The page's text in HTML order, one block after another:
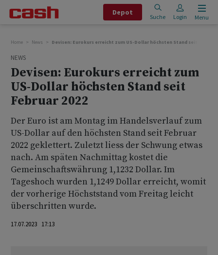
Depot
Suche Login Menu
Home News Devisen: Eurokurs erreicht zum US-Dollar höchsten Stand seit Februar
NEWS
Devisen: Eurokurs erreicht zum
US-Dollar höchsten Stand seit
Februar 2022
Der Euro ist am Montag im Handelsverlauf zum
US-Dollar auf den höchsten Stand seit Februar
2022 geklettert. Zuletzt liess der Schwung etwas
nach. Am späten Nachmittag kostet die
Gemeinschaftswährung 1,1232 Dollar. Im
Tageshoch wurden 1,1249 Dollar erreicht, womit
der vorherige Höchststand vom Freitag leicht
überschritten wurde.
17.07.2023 17:13